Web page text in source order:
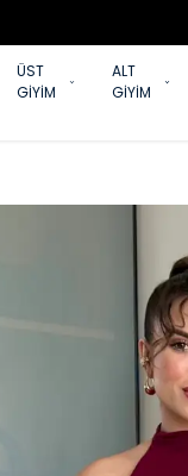
ÜST
GİYİM
ALT
GİYİM